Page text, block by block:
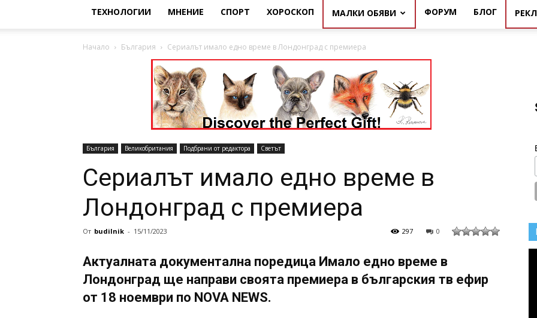
ТЕХНОЛОГИИ МНЕНИЕ СПОРТ ХОРОСКОП МАЛКИ ОБЯВИ ФОРУМ БЛОГ
Начало България Сериалът имало едно време в Лондонград с премиера
България Великобритания Подбрани от редактора Светът
Сериалът имало едно време в
Лондонград с премиера
От budilnik - 15/11/2023 0
297
Актуалната документална поредица Имало едно време в
Лондонград ще направи своята премиера в българския тв ефир
от 18 ноември по NOVA NEWS.